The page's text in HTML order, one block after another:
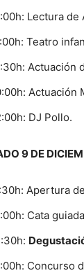
Lectura
Teatro
Actuación
Actuación
DJ Pollo.
9 DE
Apertura
Cata
Concurso